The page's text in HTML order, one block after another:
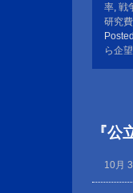
率, 戦
研究費
ら企
『
10月